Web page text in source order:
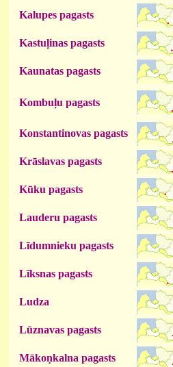
Kalupes pagasts
Kastuļinas pagasts
Kaunatas pagasts
Kombuļu pagasts
Konstantinovas pagasts
Krāslavas pagasts
Kūku pagasts
Lauderu pagasts
Līdumnieku pagasts
Līksnas pagasts
Ludza
Lūznavas pagasts
Mākoņkalna pagasts